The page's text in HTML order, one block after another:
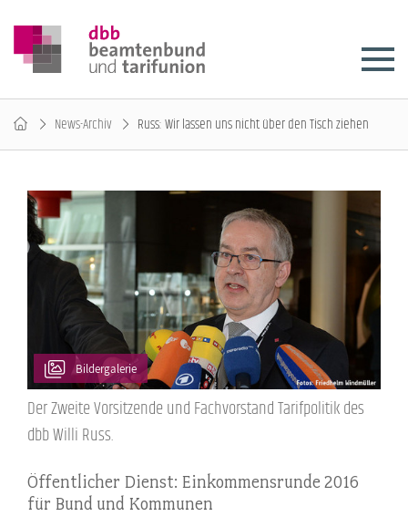
News-Archiv Russ: Wir lassen uns nicht über den Tisch ziehen
Bildergalerie
Der Zweite Vorsitzende und Fachvorstand Tarifpolitik des
dbb Willi Russ.
Öffentlicher Dienst: Einkommensrunde 2016
für Bund und Kommunen